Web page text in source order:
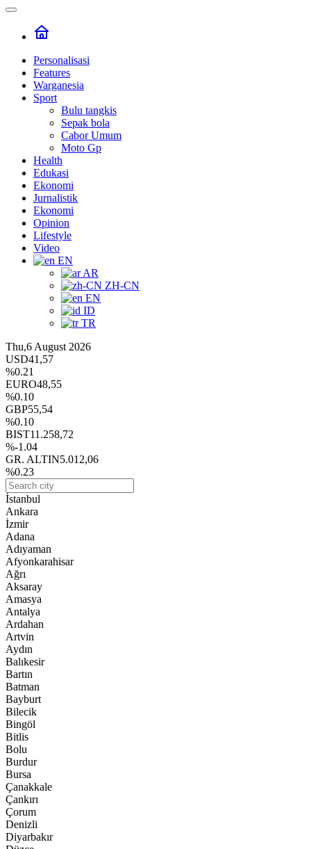
Personalisasi
Features
Warganesia
Sport
Bulu tangkis
Sepak bola
Cabor Umum
Moto Gp
Health
Edukasi
Ekonomi
Jurnalistik
Ekonomi
Opinion
Lifestyle
Video
EN
AR
ZH-CN
EN
ID
TR
Thu,6 August 2026
USD41,57
%0.21
EURO48,55
%0.10
GBP55,54
%0.10
BIST11.258,72
%-1.04
GR. ALTIN5.012,06
%0.23
İstanbul
Ankara
İzmir
Adana
Adıyaman
Afyonkarahisar
Ağrı
Aksaray
Amasya
Antalya
Ardahan
Artvin
Aydın
Balıkesir
Bartın
Batman
Bayburt
Bilecik
Bingöl
Bitlis
Bolu
Burdur
Bursa
Çanakkale
Çankırı
Çorum
Denizli
Diyarbakır